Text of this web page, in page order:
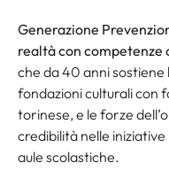
Generazione
realtà con
che da 40 anni sostiene
fondazioni culturali
torinese, e le forze
credibilità nelle
aule scolastiche.